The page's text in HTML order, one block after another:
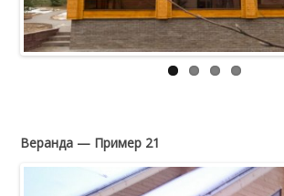
Веранда — Пример 21